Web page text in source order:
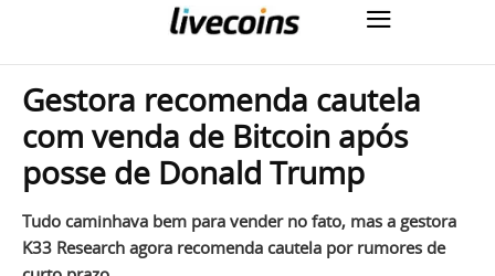
Gestora recomenda cautela
com venda de Bitcoin após
posse de Donald Trump
Tudo caminhava bem para vender no fato, mas a gestora
K33 Research agora recomenda cautela por rumores de